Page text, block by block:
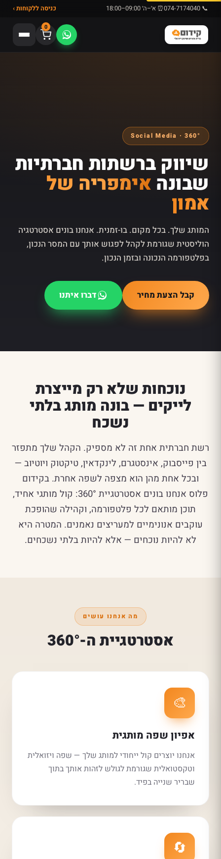
📞 074-7174040 ⏰ א׳–ה׳ 09:00–18:00 כניסה ללקוחות ›
0
Social Media · 360°
שיווק ברשתות חברתיות
שבונה אימפריה של
אמון
המותג שלך. בכל מקום. בו-זמנית. אנחנו בונים אסטרטגיה
הוליסטית שגורמת לקהל לפגוש אותך עם המסר הנכון,
בפלטפורמה הנכונה ובזמן הנכון.
קבל הצעת מחיר דברו איתנו
נוכחות שלא רק מייצרת
לייקים — בונה מותג בלתי
נשכח
רשת חברתית אחת זה לא מספיק. הקהל שלך מתפזר
בין פייסבוק, אינסטגרם, לינקדאין, טיקטוק ויוטיוב —
ובכל אחת מהן הוא מצפה לשפה אחרת. בקידום
פלוס אנחנו בונים אסטרטגיית 360°: קול מותגי אחיד,
תוכן מותאם לכל פלטפורמה, וקהילה שהופכת
עוקבים אנונימיים למעריצים נאמנים. המטרה היא
לא להיות נוכחים — אלא להיות בלתי נשכחים.
מה אנחנו עושים
אסטרטגיית ה-360°
🎨
אפיון שפה מותגית
אנחנו יוצרים קול ייחודי למותג שלך — שפה ויזואלית
וטקסטואלית שגורמת לגולש לזהות אותך בתוך
שבריר שנייה בפיד.
🔄